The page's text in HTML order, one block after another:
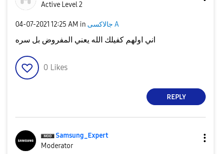
Active Level 2
‎04-07-2021 12:25 AM in جالاكسى A
اني اولهم كفيلك الله يعني المفروض بل سره
0 Likes
REPLY
Samsung_Expert
Moderator